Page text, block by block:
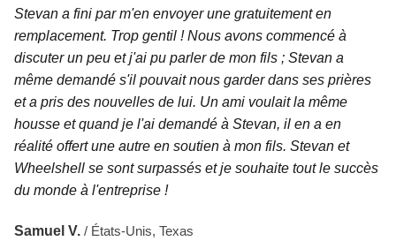
Stevan a fini par m'en envoyer une gratuitement en
remplacement. Trop gentil ! Nous avons commencé à
discuter un peu et j'ai pu parler de mon fils ; Stevan a
même demandé s'il pouvait nous garder dans ses prières
et a pris des nouvelles de lui. Un ami voulait la même
housse et quand je l'ai demandé à Stevan, il en a en
réalité offert une autre en soutien à mon fils. Stevan et
Wheelshell se sont surpassés et je souhaite tout le succès
du monde à l'entreprise !
Samuel V. / États-Unis, Texas